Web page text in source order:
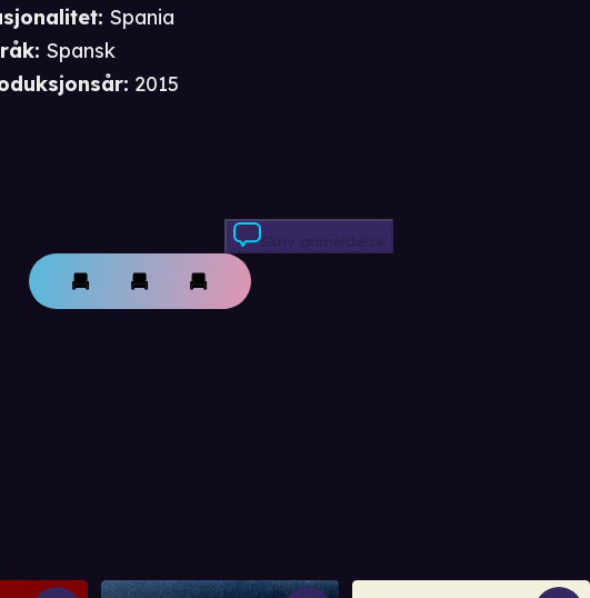
Skriv anmeldelse
: Spania
: Spansk
: 2015